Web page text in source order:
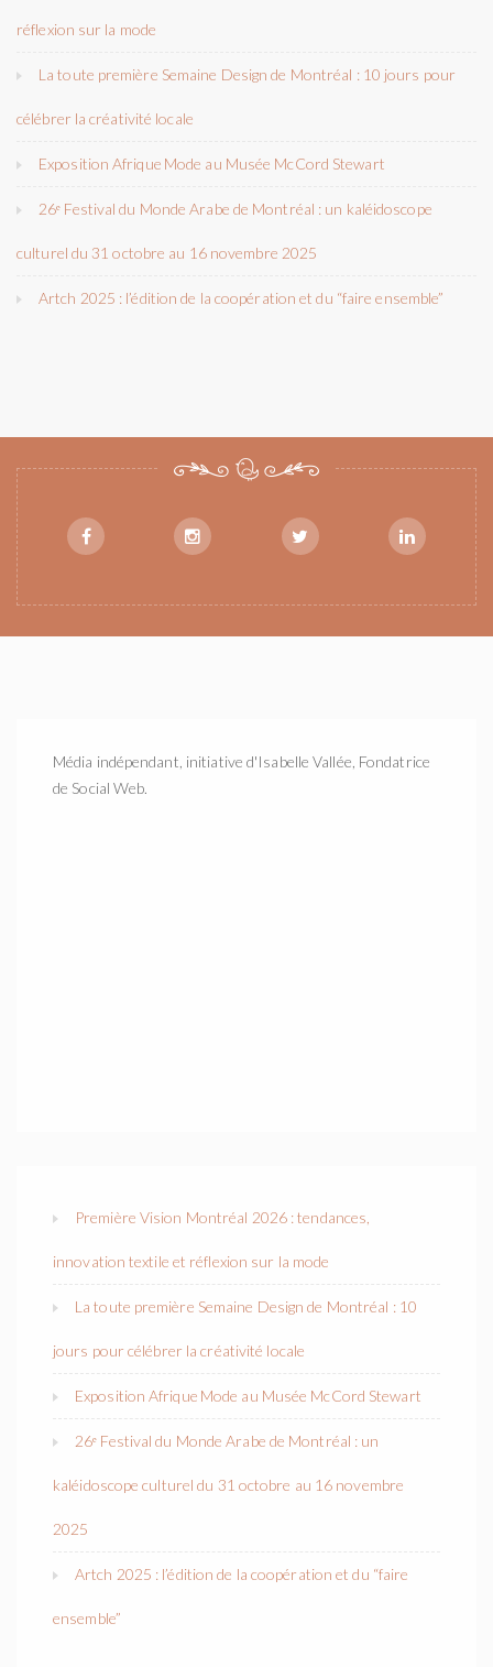
réflexion sur la mode
La toute première Semaine Design de Montréal : 10 jours pour
célébrer la créativité locale
Exposition Afrique Mode au Musée McCord Stewart
26ᵉ Festival du Monde Arabe de Montréal : un kaléidoscope
culturel du 31 octobre au 16 novembre 2025
Artch 2025 : l’édition de la coopération et du “faire ensemble”
Média indépendant, initiative d'Isabelle Vallée, Fondatrice
de Social Web.
Première Vision Montréal 2026 : tendances,
innovation textile et réflexion sur la mode
La toute première Semaine Design de Montréal : 10
jours pour célébrer la créativité locale
Exposition Afrique Mode au Musée McCord Stewart
26ᵉ Festival du Monde Arabe de Montréal : un
kaléidoscope culturel du 31 octobre au 16 novembre
2025
Artch 2025 : l’édition de la coopération et du “faire
ensemble”